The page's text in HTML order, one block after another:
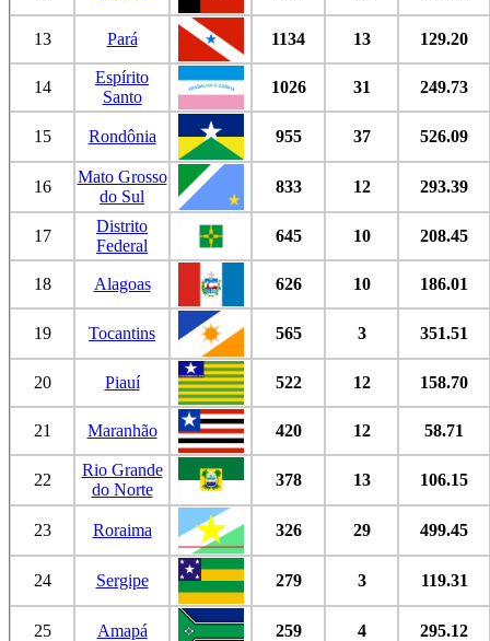
13 Pará 1134 13 129.20
14
Espírito
Santo
1026 31 249.73
15 Rondônia 955 37 526.09
16
Mato Grosso
do Sul
833 12 293.39
17
Distrito
Federal
645 10 208.45
18 Alagoas 626 10 186.01
19 Tocantins 565 3 351.51
20 Piauí 522 12 158.70
21 Maranhão 420 12 58.71
22
Rio Grande
do Norte
378 13 106.15
23 Roraima 326 29 499.45
24 Sergipe 279 3 119.31
25 Amapá 259 4 295.12